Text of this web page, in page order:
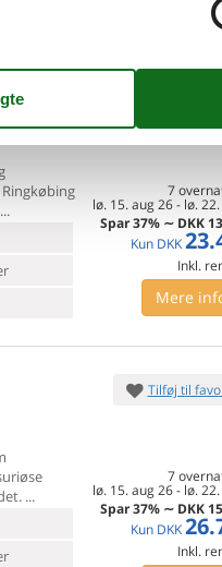
Tilføj til
7
lø. 15. aug 26- lø.
Spar 37% ∼ DKK
Kun DKK
Inkl.
Mere
Tilføj til
7
lø. 15. aug 26- lø.
Spar 37% ∼ DKK
Kun DKK
Inkl.